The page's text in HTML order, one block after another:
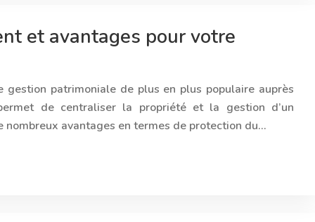
et avantages pour votre
patrimoniale de plus en plus populaire auprès
de centraliser la propriété et la gestion d’un
avantages en termes de protection du…